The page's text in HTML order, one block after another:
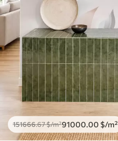
151666.67$/m²91000.00 $/m²